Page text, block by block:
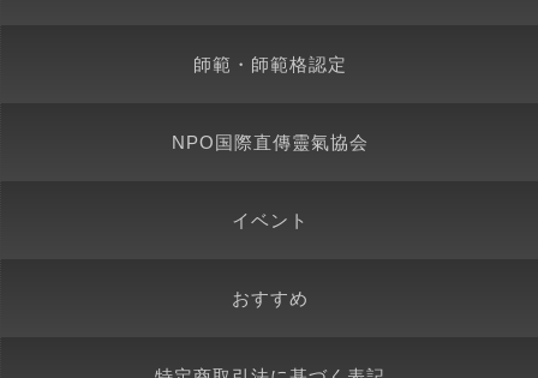
師範・師範格認定
NPO国際直傳靈氣協会
イベント
おすすめ